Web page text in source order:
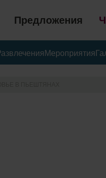
Предложения
Мероприятия